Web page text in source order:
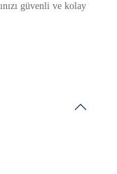
güvenli ve kolay